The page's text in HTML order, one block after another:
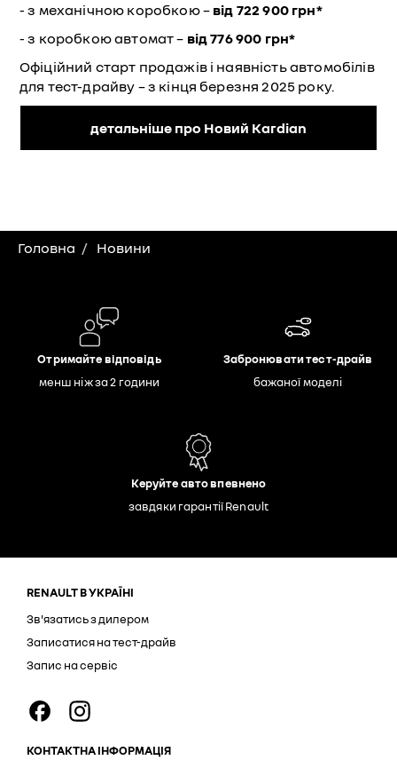
- з механічною коробкою – від 722 900 грн*
- з коробкою автомат – від 776 900 грн*
Офіційний старт продажів і наявність автомобілів
для тест-драйву – з кінця березня 2025 року.
детальніше про Новий Kardian
Головна Новини
Отримайте відповідь
менш ніж за 2 години
Забронювати тест-драйв
бажаної моделі
Керуйте авто впевнено
завдяки гарантії Renault
RENAULT В УКРАЇНІ
Зв'язатись з дилером
Записатися на тест-драйв
Запис на сервіс
КОНТАКТНА ІНФОРМАЦІЯ